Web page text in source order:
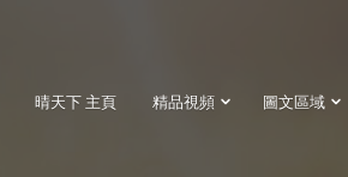
晴天下 主頁 精品視頻 圖文區域